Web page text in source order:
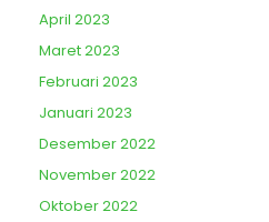
April 2023
Maret 2023
Februari 2023
Januari 2023
Desember 2022
November 2022
Oktober 2022